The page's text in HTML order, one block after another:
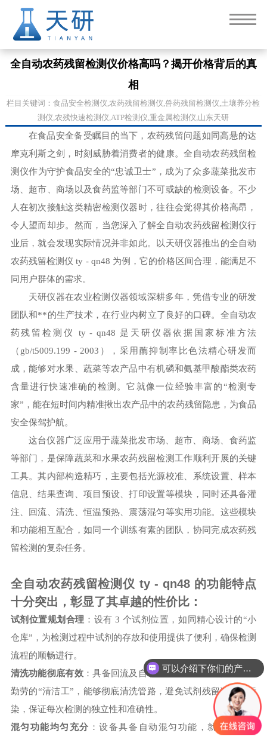
全自动农药残留检测仪价格高吗？揭开价格背后的真
相
栏目关键词：食品安全检测仪,农药残留检测仪,兽药残留检测仪,土壤养分检
测仪,农残快速检测仪,ATP检测仪,重金属检测仪,山东天研
在食品安全备受瞩目的当下，农药残留问题如同高悬的达
摩克利斯之剑，时刻威胁着消费者的健康。全自动农药残留检
测仪作为守护食品安全的“忠诚卫士”，成为了众多蔬菜批发市
场、超市、商场以及食药监等部门不可或缺的检测设备。不少
人在初次接触这类精密检测仪器时，往往会觉得其价格高昂，
令人望而却步。然而，当您深入了解全自动农药残留检测仪行
业后，就会发现实际情况并非如此。以天研仪器推出的全自动
农药残留检测仪 ty - qn48 为例，它的价格区间合理，能满足不
同用户群体的需求。
天研仪器在农业检测仪器领域深耕多年，凭借专业的研发
团队和**的生产技术，在行业内树立了良好的口碑。全自动农
药残留检测仪 ty - qn48 是天研仪器依据国家标准方法
（gb/t5009.199 - 2003），采用酶抑制率比色法精心研发而
成，能够对水果、蔬菜等农产品中有机磷和氨基甲酸酯类农药
含量进行快速准确的检测。它就像一位经验丰富的“检测专
家”，能在短时间内精准揪出农产品中的农药残留隐患，为食品
安全保驾护航。
这台仪器广泛应用于蔬菜批发市场、超市、商场、食药监
等部门，是保障蔬菜和水果农药残留检测工作顺利开展的关键
工具。其内部构造精巧，主要包括光源校准、系统设置、样本
信息、结果查询、项目预设、打印设置等模块，同时还具备灌
注、回流、清洗、恒温预热、震荡混匀等实用功能。这些模块
和功能相互配合，如同一个训练有素的团队，协同完成农药残
留检测的复杂任务。
全自动农药残留检测仪 ty - qn48 的功能特点
十分突出，彰显了其卓越的性价比：
试剂位置规划合理 ：设有 3 个试剂位置，如同精心设计的“小
仓库”，为检测过程中试剂的存放和使用提供了便利，确保检测
流程的顺畅进行。
清洗功能彻底有效：具备回流及自动清洗管路功能，如同一个
勤劳的“清洁工”，能够彻底清洗管路，避免试剂残留造成的污
染，保证每次检测的独立性和准确性。
混匀功能均匀充分 ：设备具备自动混匀功能，就像一个**
可以介绍下你们的产品么